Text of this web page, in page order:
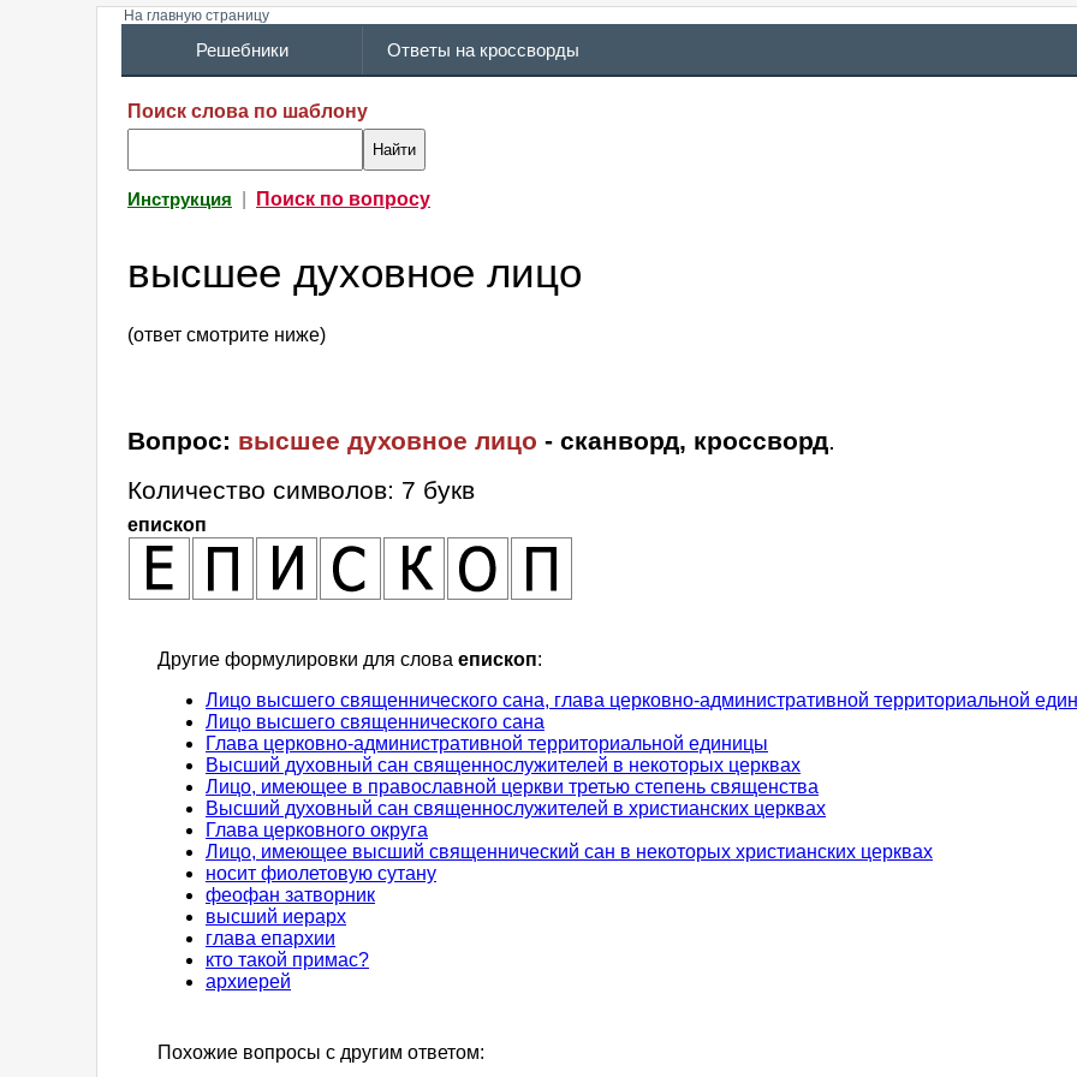
На главную страницу
Решебники Ответы на кроссворды
Поиск слова по шаблону
Инструкция Поиск по вопросу
высшее духовное лицо
(ответ смотрите ниже)
Вопрос: высшее духовное лицо - сканворд, кроссворд.
Количество символов: 7 букв
епископ
Другие формулировки для слова епископ:
Лицо высшего священнического сана, глава церковно-административной территориальной
Лицо высшего священнического сана
Глава церковно-административной территориальной единицы
Высший духовный сан священнослужителей в некоторых церквах
Лицо, имеющее в православной церкви третью степень священства
Высший духовный сан священнослужителей в христианских церквах
Глава церковного округа
Лицо, имеющее высший священнический сан в некоторых христианских церквах
носит фиолетовую сутану
феофан затворник
высший иерарх
глава епархии
кто такой примас?
архиерей
Похожие вопросы с другим ответом: